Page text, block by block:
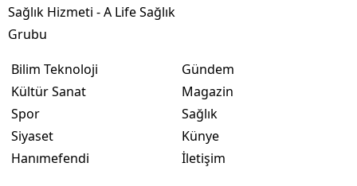
Sağlık Hizmeti - A Life Sağlık
Grubu
Bilim Teknoloji
Kültür Sanat
Spor
Siyaset
Hanımefendi
Gündem
Magazin
Sağlık
Künye
İletişim